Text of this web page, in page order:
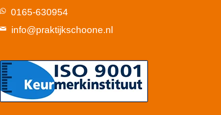
0165-630954
info@praktijkschoone.nl